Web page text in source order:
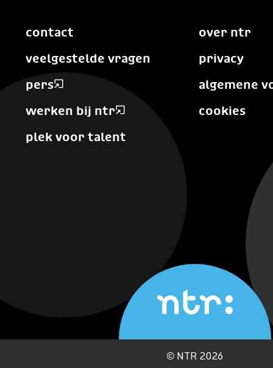
contact
veelgestelde vragen
pers
werken bij ntr
plek voor talent
over ntr
privacy
algemene
cookies
© NTR 2026